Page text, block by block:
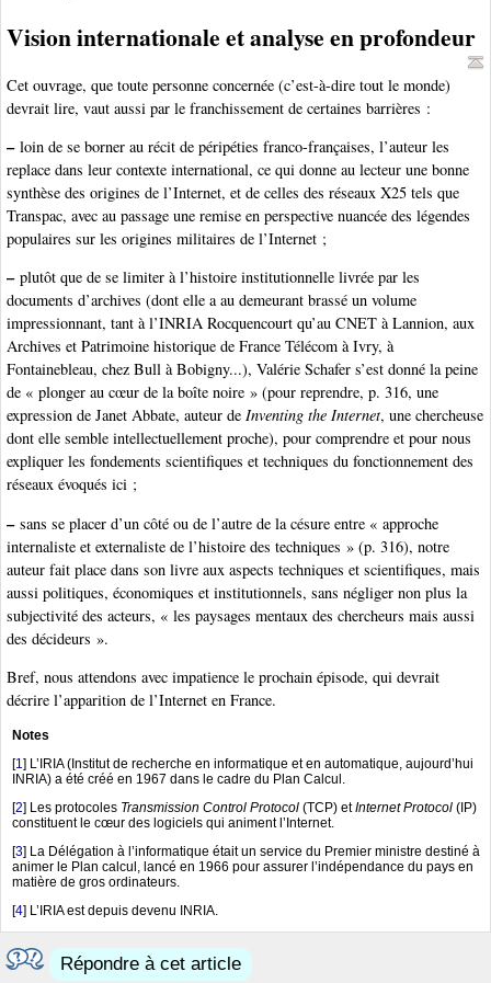
Vision internationale et analyse en profondeur
Cet ouvrage, que toute personne concernée (c’est-à-dire tout le monde)
devrait lire, vaut aussi par le franchissement de certaines barrières :
–loin de se borner au récit de péripéties franco-françaises, l’auteur les
replace dans leur contexte international, ce qui donne au lecteur une bonne
synthèse des origines de l’Internet, et de celles des réseaux X25 tels que
Transpac, avec au passage une remise en perspective nuancée des légendes
populaires sur les origines militaires de l’Internet ;
–plutôt que de se limiter à l’histoire institutionnelle livrée par les
documents d’archives (dont elle a au demeurant brassé un volume
impressionnant, tant à l’INRIA Rocquencourt qu’au CNET à Lannion, aux
Archives et Patrimoine historique de France Télécom à Ivry, à
Fontainebleau, chez Bull à Bobigny...), Valérie Schafer s’est donné la peine
de « plonger au cœur de la boîte noire » (pour reprendre, p. 316, une
expression de Janet Abbate, auteur de Inventing the Internet, une chercheuse
dont elle semble intellectuellement proche), pour comprendre et pour nous
expliquer les fondements scientifiques et techniques du fonctionnement des
réseaux évoqués ici ;
–sans se placer d’un côté ou de l’autre de la césure entre « approche
internaliste et externaliste de l’histoire des techniques » (p. 316), notre
auteur fait place dans son livre aux aspects techniques et scientifiques, mais
aussi politiques, économiques et institutionnels, sans négliger non plus la
subjectivité des acteurs, « les paysages mentaux des chercheurs mais aussi
des décideurs ».
Bref, nous attendons avec impatience le prochain épisode, qui devrait
décrire l’apparition de l’Internet en France.
Notes
[1 ] L’IRIA (Institut de recherche en informatique et en automatique, aujourd’hui
INRIA) a été créé en 1967 dans le cadre du Plan Calcul.
[2] Les protocoles Transmission Control Protocol (TCP) etInternet Protocol (IP)
constituent le cœur des logiciels qui animent l’Internet.
[3] La Délégation à l’informatique était un service du Premier ministre destiné à
animer le Plan calcul, lancé en 1966 pour assurer l’indépendance du pays en
matière de gros ordinateurs.
[4] L’IRIA est depuis devenu INRIA.
Répondre à cet article